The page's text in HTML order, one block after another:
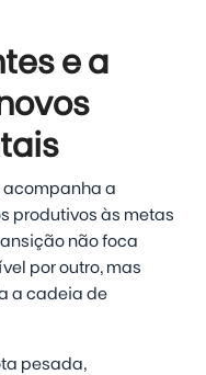
e a
acompanha a
produtivos às metas
não foca
por outro, mas
a cadeia de
pesada,